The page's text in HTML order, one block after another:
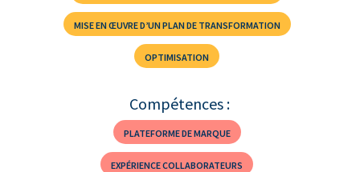
MISE EN ŒUVRE D’UN PLAN DE TRANSFORMATION
OPTIMISATION
Compétences :
PLATEFORME DE MARQUE
EXPÉRIENCE COLLABORATEURS